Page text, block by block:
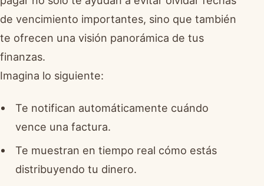
de vencimiento importantes, sino que también
te ofrecen una visión panorámica de tus
finanzas.
Imagina lo siguiente:
Te notifican automáticamente cuándo
vence una factura.
Te muestran en tiempo real cómo estás
distribuyendo tu dinero.